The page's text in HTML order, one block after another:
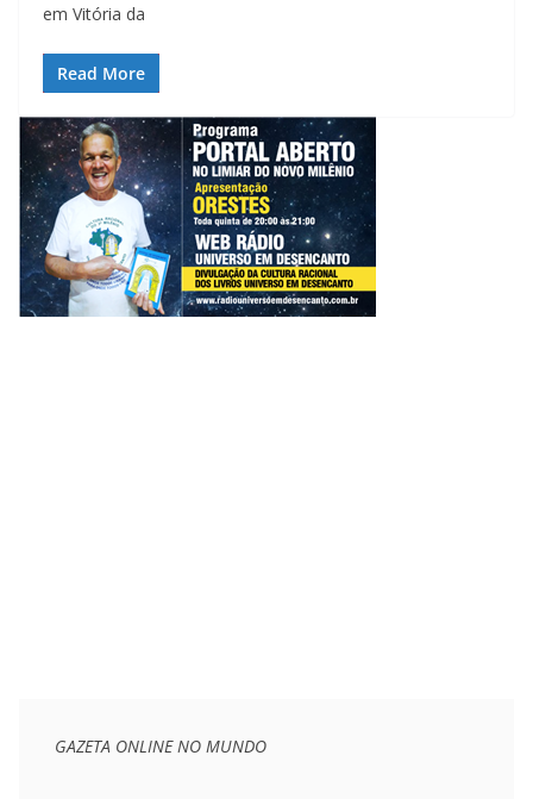
em Vitória da
Read More
GAZETA ONLINE NO MUNDO